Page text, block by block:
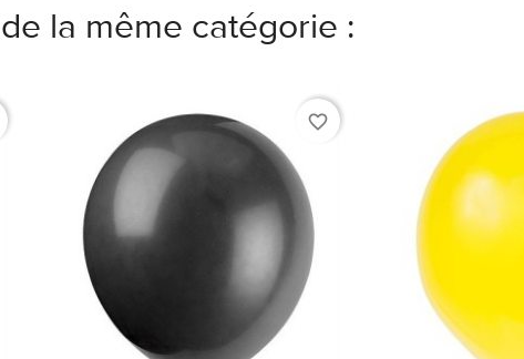
la même catégorie :
favorite_border